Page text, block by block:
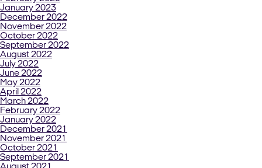
January 2023
December 2022
November 2022
October 2022
September 2022
August 2022
July 2022
June 2022
May 2022
April 2022
March 2022
February 2022
January 2022
December 2021
November 2021
October 2021
September 2021